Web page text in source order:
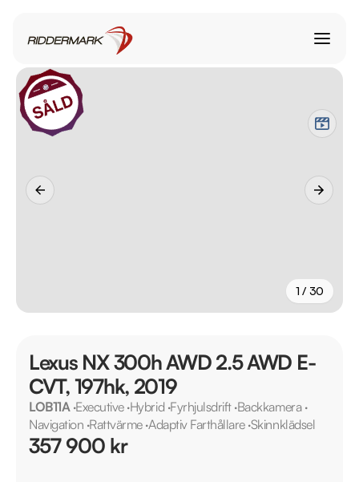
1 / 30
Lexus NX 300h AWD 2.5 AWD E-
CVT, 197hk, 2019
LOB11A·Executive·Hybrid ·Fyrhjulsdrift·Backkamera·
Navigation ·Rattvärme·Adaptiv Farthållare·Skinnklädsel
357 900 kr